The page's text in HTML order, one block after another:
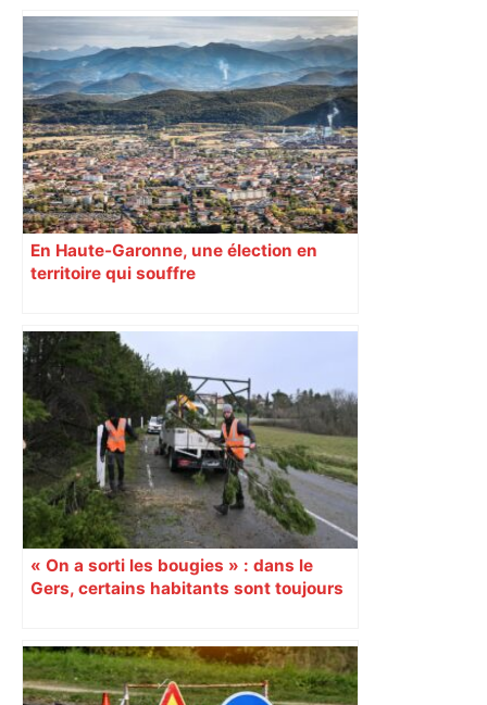
En Haute-Garonne, une élection en
territoire qui souffre
« On a sorti les bougies » : dans le
Gers, certains habitants sont toujours